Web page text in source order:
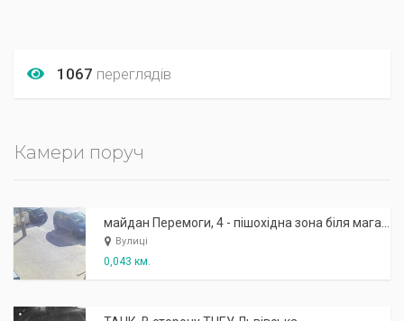
1067 переглядів
Камери поруч
Вулиці
0,043 км.